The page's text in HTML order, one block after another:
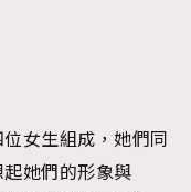
女生組成，她們同
她們的形象與